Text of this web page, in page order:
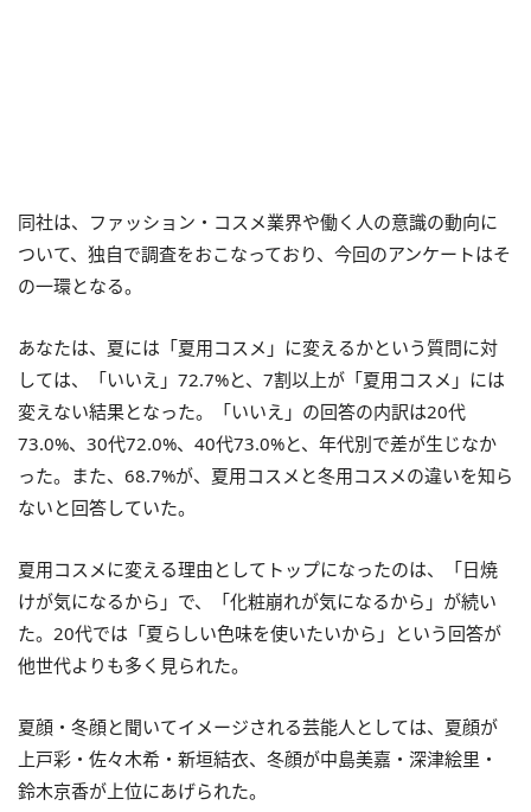
同社は、ファッション・コスメ業界や働く人の意識の動向に
ついて、独自で調査をおこなっており、今回のアンケートはそ
の一環となる。
あなたは、夏には「夏用コスメ」に変えるかという質問に対
しては、「いいえ」72.7%と、7割以上が「夏用コスメ」には
変えない結果となった。「いいえ」の回答の内訳は20代
73.0%、30代72.0%、40代73.0%と、年代別で差が生じなか
った。また、68.7%が、夏用コスメと冬用コスメの違いを知ら
ないと回答していた。
夏用コスメに変える理由としてトップになったのは、「日焼
けが気になるから」で、「化粧崩れが気になるから」が続い
た。20代では「夏らしい色味を使いたいから」という回答が
他世代よりも多く見られた。
夏顔・冬顔と聞いてイメージされる芸能人としては、夏顔が
上戸彩・佐々木希・新垣結衣、冬顔が中島美嘉・深津絵里・
鈴木京香が上位にあげられた。